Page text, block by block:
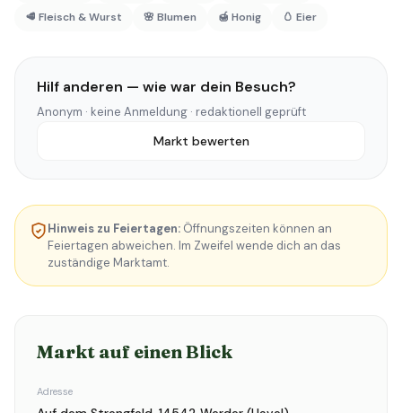
🥩 Fleisch & Wurst 🌸 Blumen 🍯 Honig 🥚 Eier
Hilf anderen — wie war dein Besuch?
Anonym · keine Anmeldung · redaktionell geprüft
Markt bewerten
Hinweis zu Feiertagen: Öffnungszeiten können an
Feiertagen abweichen. Im Zweifel wende dich an das
zuständige Marktamt.
Markt auf einen Blick
Adresse